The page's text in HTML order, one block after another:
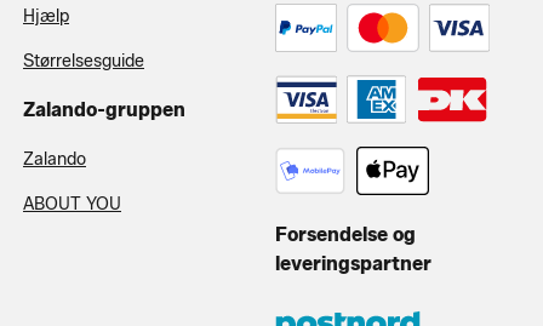
Hjælp
Størrelsesguide
Zalando-gruppen
Zalando
ABOUT YOU
Forsendelse og
leveringspartner